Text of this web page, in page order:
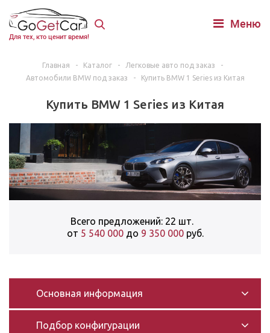
Для тех, кто ценит время!
Меню
Главная - Каталог - Легковые авто под заказ
-
Автомобили BMW под заказ
- Купить BMW 1 Series из Китая
Купить BMW 1 Series из Китая
Всего предложений: 22 шт.
от 5 540 000 до 9 350 000 руб.
Основная информация
Подбор конфигурации